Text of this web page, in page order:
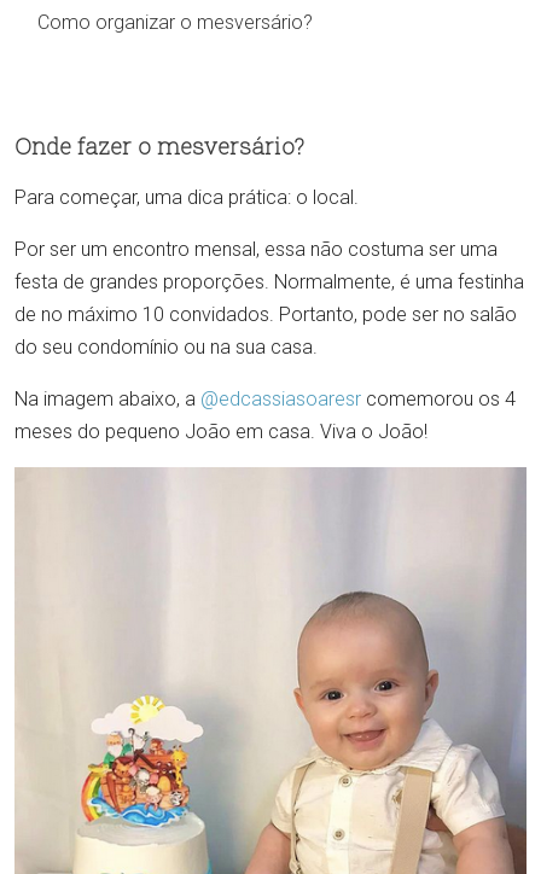
Como organizar o mesversário?
Onde fazer o mesversário?
Para começar, uma dica prática: o local.
Por ser um encontro mensal, essa não costuma ser uma
festa de grandes proporções. Normalmente, é uma festinha
de no máximo 10 convidados. Portanto, pode ser no salão
do seu condomínio ou na sua casa.
Na imagem abaixo, a @edcassiasoaresr comemorou os 4
meses do pequeno João em casa. Viva o João!